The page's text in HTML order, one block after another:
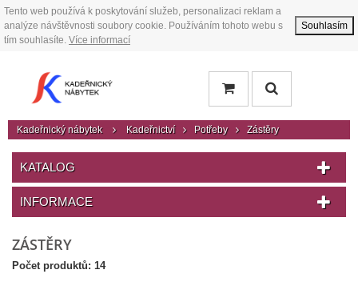
Tento web používá k poskytování služeb, personalizaci reklam a
analýze návštěvnosti soubory cookie. Používáním tohoto webu s
tím souhlasíte. Více informací
Souhlasím
Kadeřnický nábytek Kadeřnictví Potřeby Zástěry
KATALOG
INFORMACE
ZÁSTĚRY
Počet produktů: 14